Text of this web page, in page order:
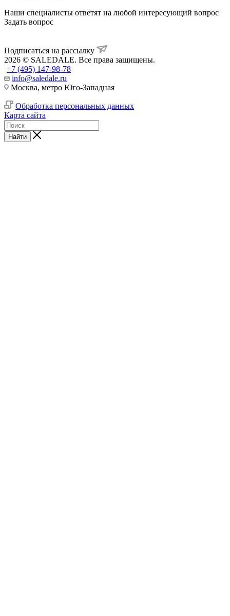
Наши специалисты ответят на любой интересующий вопрос
Задать вопрос
Подписаться на рассылку
2026 © SALEDALE. Все права защищены.
+7 (495) 147-98-78
info@saledale.ru
Москва, метро Юго-Западная
Обработка персональных данных
Карта сайта
Найти